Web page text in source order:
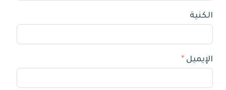
الكنية
الإيميل